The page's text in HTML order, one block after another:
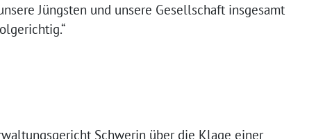
Jüngsten und unsere Gesellschaft insgesamt
Schwerin über die Klage einer